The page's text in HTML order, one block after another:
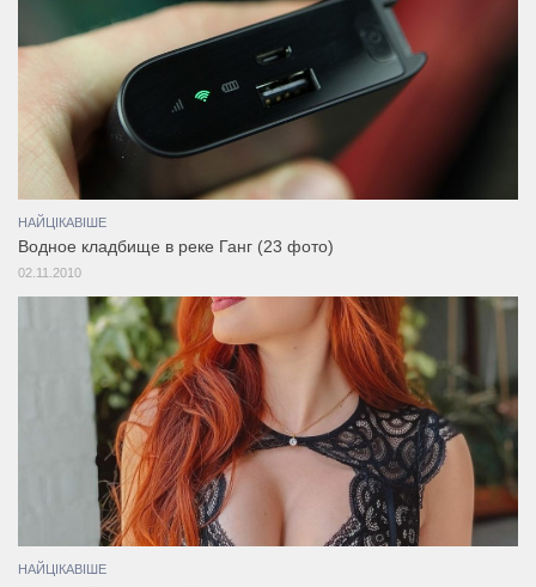
НАЙЦІКАВІШЕ
Водное кладбище в реке Ганг (23 фото)
02.11.2010
НАЙЦІКАВІШЕ